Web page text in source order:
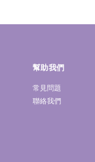
幫助我們
常見問題
聯絡我們